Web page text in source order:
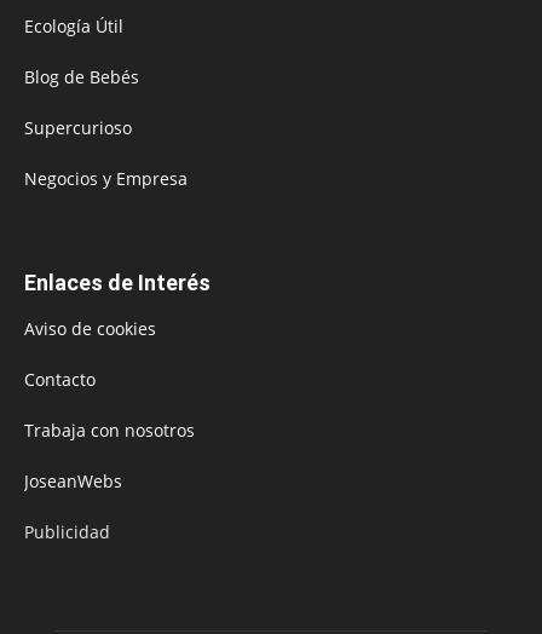
Ecología Útil
Blog de Bebés
Supercurioso
Negocios y Empresa
Enlaces de Interés
Aviso de cookies
Contacto
Trabaja con nosotros
JoseanWebs
Publicidad